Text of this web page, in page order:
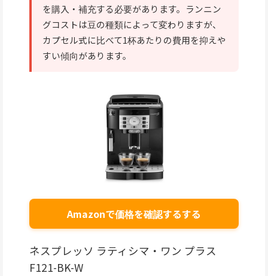
を購入・補充する必要があります。ランニン
グコストは豆の種類によって変わりますが、
カプセル式に比べて1杯あたりの費用を抑えや
すい傾向があります。
Amazonで価格を確認するする
ネスプレッソ ラティシマ・ワン プラス
F121-BK-W